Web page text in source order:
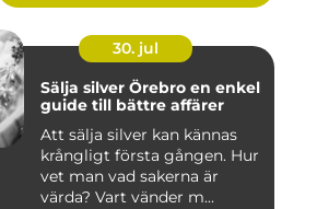
30. jul
Sälja silver Örebro en enkel
guide till bättre affärer
Att sälja silver kan kännas
krångligt första gången. Hur
vet man vad sakerna är
värda? Vart vänder m...